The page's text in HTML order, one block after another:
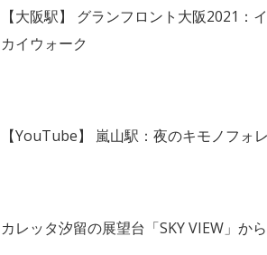
【大阪駅】 グランフロント大阪2021：
カイウォーク
【YouTube】 嵐山駅：夜のキモノフォ
カレッタ汐留の展望台「SKY VIEW」か